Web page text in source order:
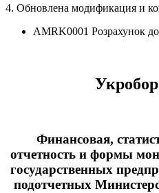
4. Обновлена модификация и
AMRK0001 Розрахунок
Финансовая,
отчетность и формы
государственных
подотчетных